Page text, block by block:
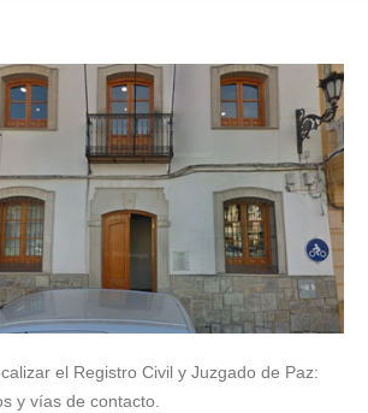
el Registro Civil y Juzgado de Paz:
y vías de contacto.